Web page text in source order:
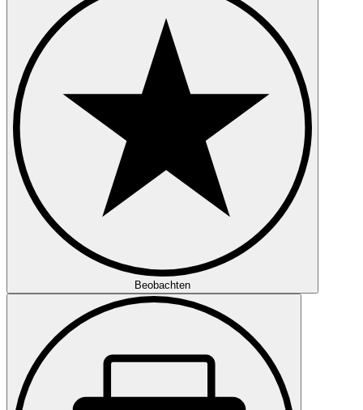
Beobachten